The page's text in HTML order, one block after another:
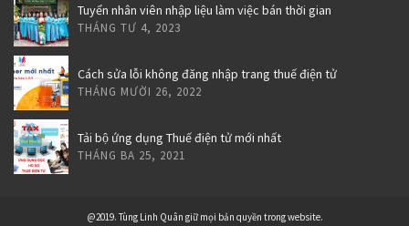
Tuyển nhân viên nhập liệu làm việc bán thời gian
THÁNG TƯ 4, 2023
Cách sửa lỗi không đăng nhập trang thuế điện tử
THÁNG MƯỜI 26, 2022
Tải bộ ứng dụng Thuế điện tử mới nhất
THÁNG BA 25, 2021
@2019. Tùng Linh Quân giữ mọi bản quyền trong website.